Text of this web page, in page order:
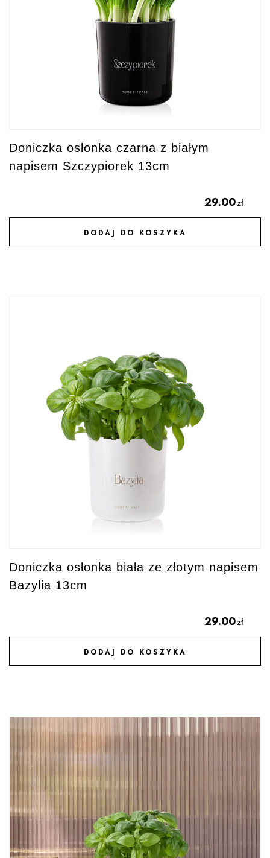
Doniczka osłonka czarna z białym
napisem Szczypiorek 13cm
29.00zł
DODAJ DO KOSZYKA
DODAJ DO ULUBIONYCH
Doniczka osłonka biała ze złotym napisem
Bazylia 13cm
29.00zł
DODAJ DO KOSZYKA
DODAJ DO ULUBIONYCH